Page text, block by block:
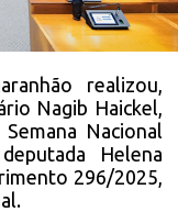
realizou,
Nagib Haickel,
Nacional
Helena
296/2025,